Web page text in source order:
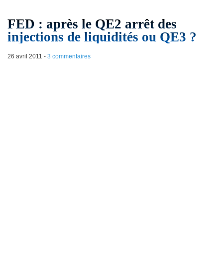
FED : après le QE2 arrêt des
injections de liquidités ou QE3 ?
26 avril 2011 - 3 commentaires